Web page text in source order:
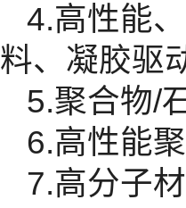
4.高性能
料、凝胶驱
5.聚合物/
6.高性能
7.高分子